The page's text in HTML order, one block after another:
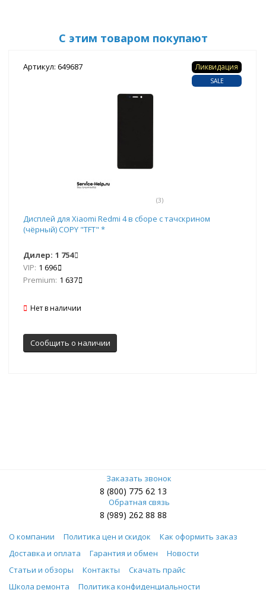
С этим товаром покупают
Артикул: 649687
(3)
Ликвидация
SALE
Дисплей для Xiaomi Redmi 4 в сборе с тачскрином
(чёрный) COPY "TFT" *
Дилер: 1 754
VIP: 1 696
Premium: 1 637
Нет в наличии
Сообщить о наличии
Заказать звонок
8 (800) 775 62 13
Обратная связь
8 (989) 262 88 88
О компании Политика цен и скидок
Как оформить заказ
Доставка и оплата
Гарантия и обмен
Новости
Статьи и обзоры
Контакты
Скачать прайс
Школа ремонта
Политика конфиденциальности